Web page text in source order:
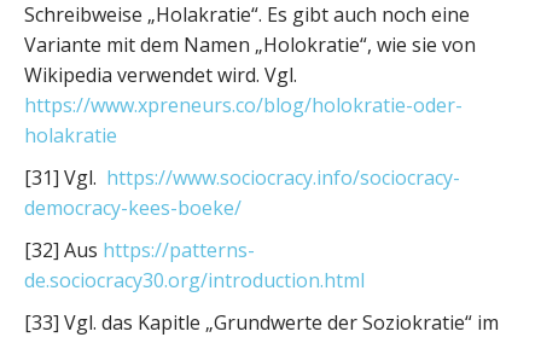
Schreibweise „Holakratie“. Es gibt auch noch eine
Variante mit dem Namen „Holokratie“, wie sie von
Wikipedia verwendet wird. Vgl.
https://www.xpreneurs.co/blog/holokratie-oder-
holakratie
[31] Vgl. https://www.sociocracy.info/sociocracy-
democracy-kees-boeke/
[32] Aus https://patterns-
de.sociocracy30.org/introduction.html
[33] Vgl. das Kapitle „Grundwerte der Soziokratie“ im